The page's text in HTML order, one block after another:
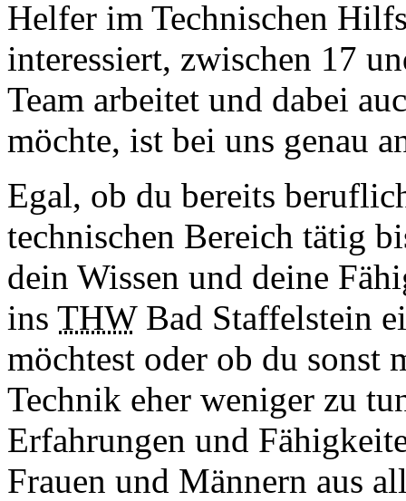
Helfer im Technischen
interessiert, zwischen 17
Team arbeitet und dabei
möchte, ist bei uns genau
Egal, ob du bereits
technischen Bereich tätig
dein Wissen und deine
ins THWBad Staffelstein
möchtest oder ob du sonst
Technik eher weniger zu
Erfahrungen und
Frauen und Männern aus